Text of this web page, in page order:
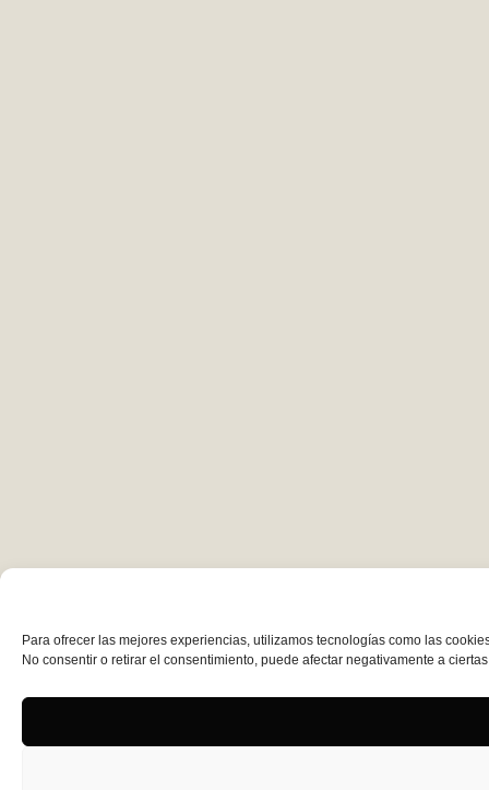
Para ofrecer las mejores experiencias, utilizamos tecnologías como las
No consentir o retirar el consentimiento, puede afectar negativamente a